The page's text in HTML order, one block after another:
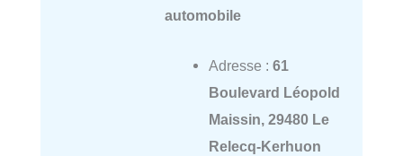
automobile
Adresse : 61
Boulevard Léopold
Maissin, 29480 Le
Relecq-Kerhuon